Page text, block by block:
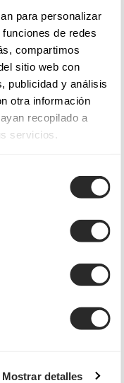
para personalizar
de redes
compartimos
sitio web con
publicidad y análisis
otra información
recopilado a
servicios.
Mostrar detalles